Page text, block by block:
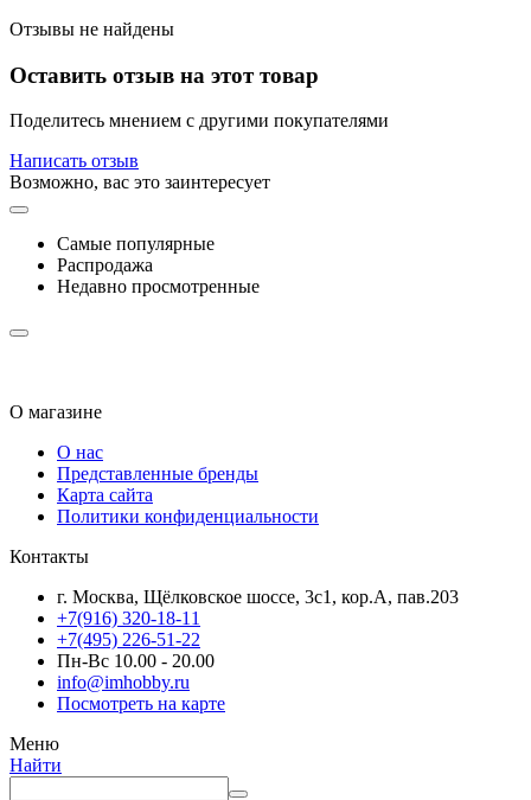
Отзывы не найдены
Оставить отзыв на этот товар
Поделитесь мнением с другими покупателями
Написать отзыв
Возможно, вас это заинтересует
Самые популярные
Распродажа
Недавно просмотренные
О магазине
О нас
Представленные бренды
Карта сайта
Политики конфиденциальности
Контакты
г. Москва, Щёлковское шоссе, 3с1, кор.А, пав.203
+7(916) 320-18-11
+7(495) 226-51-22
Пн-Вс 10.00 - 20.00
info@imhobby.ru
Посмотреть на карте
Меню
Найти